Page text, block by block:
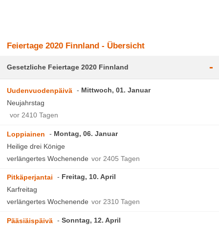
Feiertage 2020 Finnland - Übersicht
Gesetzliche Feiertage 2020 Finnland -
Uudenvuodenpäivä
Mittwoch, 01. Januar
Neujahrstag
vor 2410 Tagen
Loppiainen
Montag, 06. Januar
Heilige drei Könige
verlängertes Wochenende vor 2405 Tagen
Pitkäperjantai
Freitag, 10. April
Karfreitag
verlängertes Wochenende vor 2310 Tagen
Pääsiäispäivä
Sonntag, 12. April